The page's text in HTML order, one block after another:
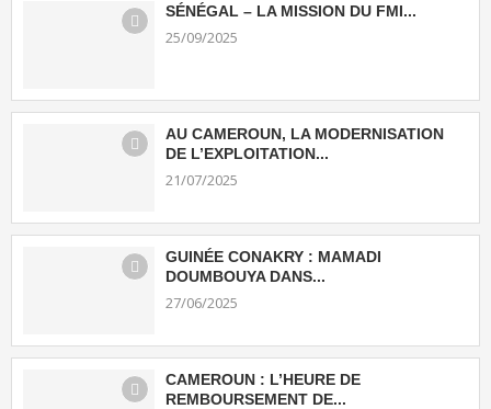
SÉNÉGAL – LA MISSION DU FMI...
25/09/2025
AU CAMEROUN, LA MODERNISATION
DE L’EXPLOITATION...
21/07/2025
GUINÉE CONAKRY : MAMADI
DOUMBOUYA DANS...
27/06/2025
CAMEROUN : L’HEURE DE
REMBOURSEMENT DE...